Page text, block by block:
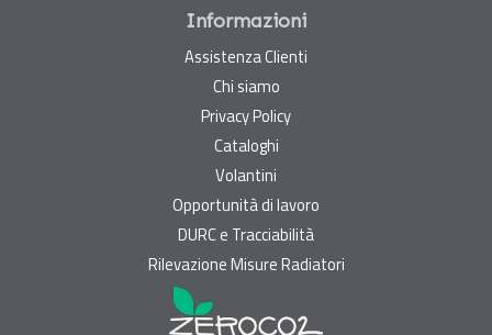
Informazioni
Assistenza Clienti
Chi siamo
Privacy Policy
Cataloghi
Volantini
Opportunità di lavoro
DURC e Tracciabilità
Rilevazione Misure Radiatori